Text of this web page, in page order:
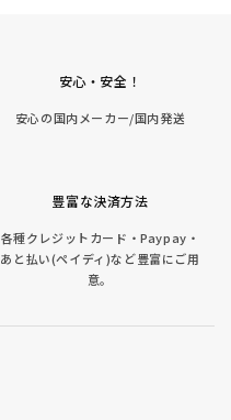
安心・安全！
安心の国内メーカー/国内発送
豊富な決済方法
各種クレジットカード・Paypay・
あと払い(ペイディ)など豊富にご用
意。